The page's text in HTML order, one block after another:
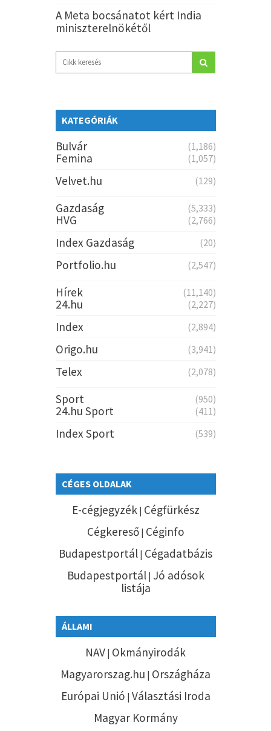
A Meta bocsánatot kért India
miniszterelnökétől
KATEGÓRIÁK
Bulvár (1,186)
Femina (1,057)
Velvet.hu (129)
Gazdaság (5,333)
HVG (2,766)
Index Gazdaság (20)
Portfolio.hu (2,547)
Hírek (11,140)
24.hu (2,227)
Index (2,894)
Origo.hu (3,941)
Telex (2,078)
Sport (950)
24.hu Sport (411)
Index Sport (539)
CÉGES OLDALAK
E-cégjegyzék | Cégfürkész
Cégkereső| Céginfo
Budapestportál | Cégadatbázis
Budapestportál| Jó adósok
listája
ÁLLAMI
NAV | Okmányirodák
Magyarorszag.hu | Országháza
Európai Unió | Választási Iroda
Magyar Kormány